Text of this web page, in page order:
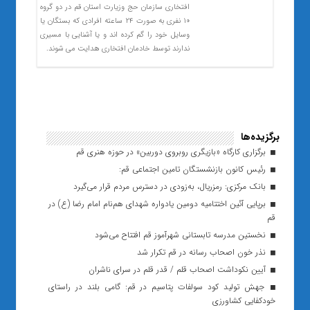
افتخاری سازمان حج وزیارت استان قم در دو گروه
10 نفری به صورت 24 ساعته افرادی که بستگان یا
وسایل خود را گم کرده اند و یا آشنایی با مسیری
ندارند توسط خادمان افتخاری هدایت می شوند.
برگزیده‌ها
برگزاری کارگاه «بازیگری روبروی دوربین» در حوزه هنری قم
رئیس کانون بازنشستگان تامین اجتماعی قم:
بانک مرکزی: رمزریال، به‌زودی در دسترس مردم قرار می‌گیرد
برپایی آئین اختتامیه دومین یادواره شهدای‌ هم‌نام‌ امام‌ رضا‌ (ع) در
قم
نخستین مدرسه تابستانی شهرآموز قم افتتاح می‌شود
نذر خون اصحاب رسانه در قم تکرار شد
آیین نکوداشت اصحاب قلم / قدر قلم در سرای ناشران
جهش تولید کود سولفات پتاسیم در قم: گامی بلند در راستای
خودکفایی کشاورزی